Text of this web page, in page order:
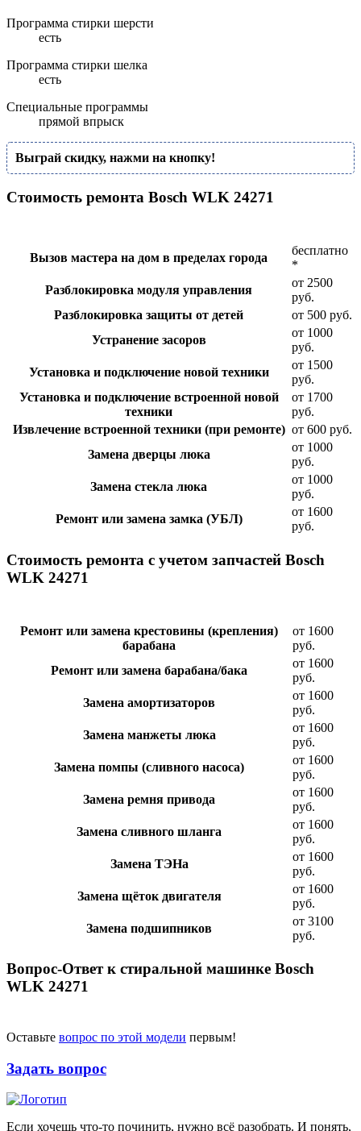
Программа стирки шерсти
есть
Программа стирки шелка
есть
Специальные программы
прямой впрыск
Выграй скидку, нажми на кнопку!
Стоимость ремонта Bosch WLK 24271
Вызов мастера на дом в пределах города
бесплатно
*
Разблокировка модуля управления
от 2500
руб.
Разблокировка защиты от детей
от 500 руб.
Устранение засоров
от 1000
руб.
Установка и подключение новой техники
от 1500
руб.
Установка и подключение встроенной новой
техники
от 1700
руб.
Извлечение встроенной техники (при ремонте) от 600 руб.
Замена дверцы люка
от 1000
руб.
Замена стекла люка
от 1000
руб.
Ремонт или замена замка (УБЛ)
от 1600
руб.
Стоимость ремонта с учетом запчастей Bosch
WLK 24271
Ремонт или замена крестовины (крепления)
барабана
от 1600
руб.
Ремонт или замена барабана/бака
от 1600
руб.
Замена амортизаторов
от 1600
руб.
Замена манжеты люка
от 1600
руб.
Замена помпы (сливного насоса)
от 1600
руб.
Замена ремня привода
от 1600
руб.
Замена сливного шланга
от 1600
руб.
Замена ТЭНа
от 1600
руб.
Замена щёток двигателя
от 1600
руб.
Замена подшипников
от 3100
руб.
Вопрос-Ответ к стиральной машинке Bosch
WLK 24271
Оставьте вопрос по этой модели первым!
Задать вопрос
Если хочешь что-то починить, нужно всё разобрать. И понять,